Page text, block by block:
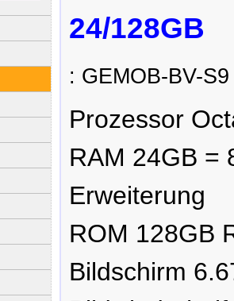
24/128GB
: GEMOB-BV-
Prozessor
RAM 24GB =
Erweiterung
ROM 128GB
Bildschirm